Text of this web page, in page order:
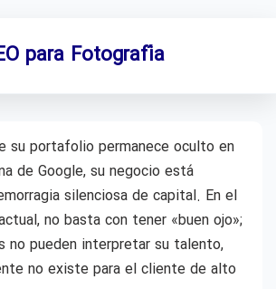
para Fotografía
su portafolio permanece oculto en
de Google, su negocio está
silenciosa de capital. En el
no basta con tener «buen ojo»;
no pueden interpretar su talento,
no existe para el cliente de alto